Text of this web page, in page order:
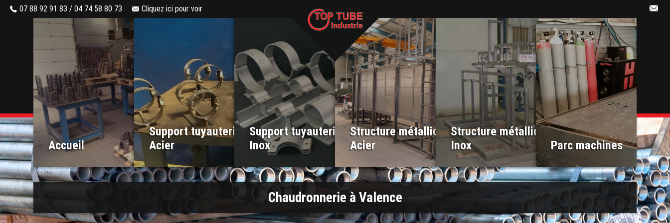
07 88 92 91 83 / 04 74 58 80 73 Cliquez ici pour voir
Accueil
Support tuyauterie
Acier
Support tuyauterie
Inox
Structure métallique
Acier
Structure métallique
Inox
Parc machines
Chaudronnerie à Valence